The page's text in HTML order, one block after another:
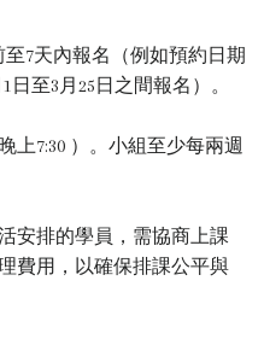
7天內報名（例如預約日期
至3月25日之間報名）。
上7:30 ）。小組至少每兩週
安排的學員，需協商上課
費用，以確保排課公平與